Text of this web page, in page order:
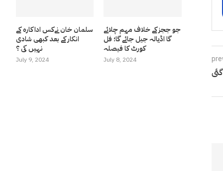
سلمان خان نےکس اداکارہ کے
انکار کے بعد کبھی شادی
نہیں کی ؟
July 9, 2024
جو ججز کے خلاف مہم چلائے
گا اڈیالہ جیل جائے گا؛ فل
کورٹ کا فیصلہ
July 8, 2024